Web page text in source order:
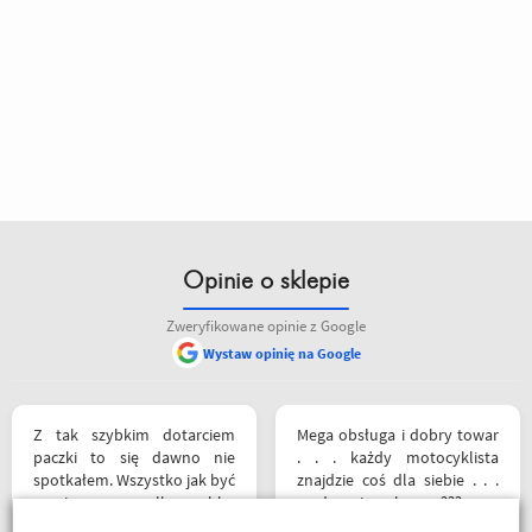
Opinie o sklepie
Zweryfikowane opinie z Google
Wystaw opinię na Google
Z tak szybkim dotarciem
paczki to się dawno nie
spotkałem. Wszystko jak być
powinno, przesyłka szybko
Mega obsługa i dobry towar
. . . każdy motocyklista
znajdzie coś dla siebie . . .
serdecznie polecam ???